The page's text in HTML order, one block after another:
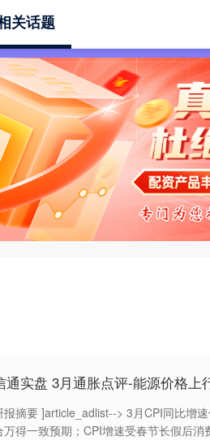
关话题
通实盘 3月通胀点评-能源价格上
报摘要 ]article_adlist--> 3月CPI同比增
万得一致预期；CPI增速受春节长假后消